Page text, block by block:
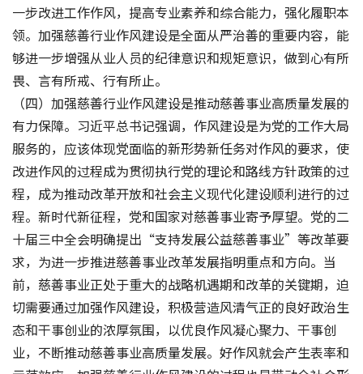
一步改进工作作风，提高专业素养和综合能力，强化履职本
领。加强慈善行业作风建设是全面从严治善的重要内容，能
够进一步增强从业人员的纪律意识和规矩意识，做到心有所
畏、言有所戒、行有所止。
（四）加强慈善行业作风建设是推动慈善事业高质量发展的
有力保障。习近平总书记强调，作风建设是为党的工作大局
服务的，应该体现党面临的新形势新任务对作风的要求，使
改进作风的过程成为贯彻执行党的理论和路线方针政策的过
程，成为推动改革开放和社会主义现代化建设顺利进行的过
程。新时代新征程，党和国家对慈善事业寄予厚望。党的二
十届三中全会明确提出“支持发展公益慈善事业”等改革要
求，为进一步推进慈善事业改革发展指明重点和方向。当
前，慈善事业正处于重大的战略机遇期和改革的关键期，迫
切需要通过加强作风建设，积极营造风清气正的良好政治生
态和干事创业的浓厚氛围，以优良作风凝心聚力、干事创
业，不断推动慈善事业高质量发展。好作风就会产生表率和